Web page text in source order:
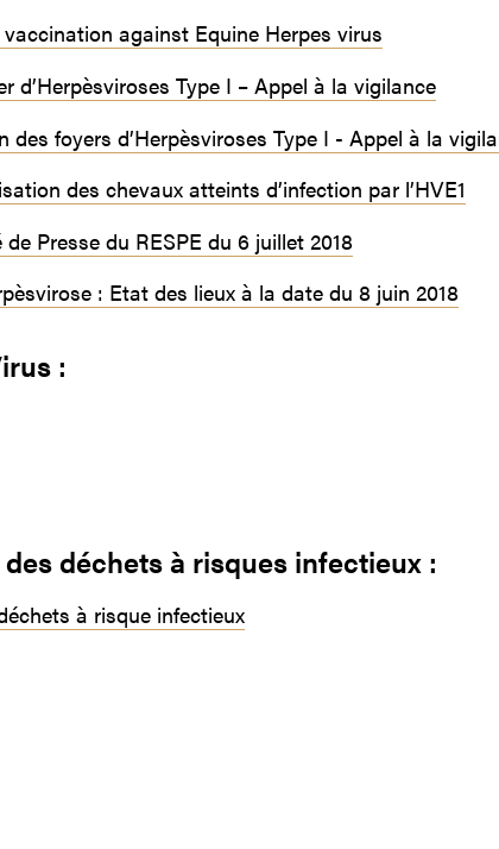
against Equine Herpes virus
d’Herpèsviroses Type I – Appel à la vigilance
des foyers d’Herpèsviroses Type I - Appel à la
des chevaux atteints d’infection par l’HVE1
Presse du RESPE du 6 juillet 2018
: Etat des lieux à la date du 8 juin 2018
:
déchets à risques infectieux :
à risque infectieux